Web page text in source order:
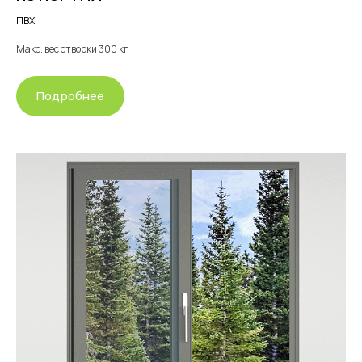
ПВХ
Макс. вес створки 300 кг
Подробнее
Отправить заявку
Остекление веранды и террасы
может быть выполнено из
алюминиевого, пластикового
Остекление
веранды и террасы